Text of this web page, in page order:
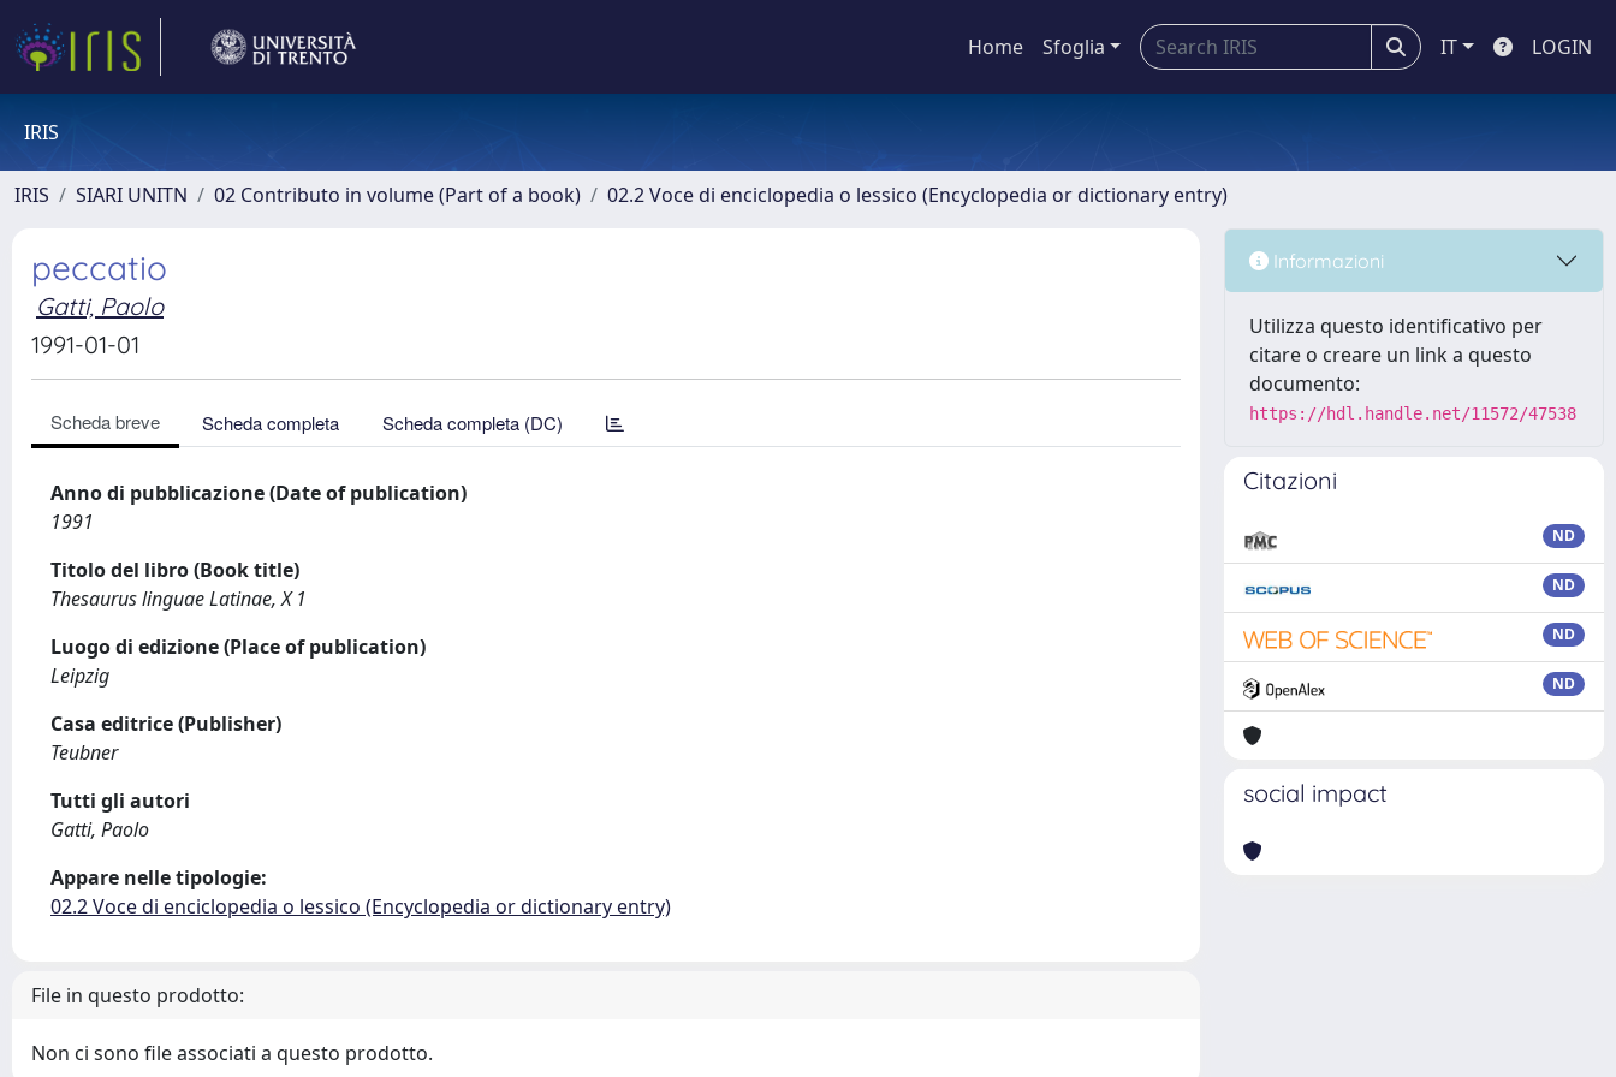
Home Sfoglia IT LOGIN
IRIS
IRIS SIARI UNITN 02 Contributo in volume (Part of a book) 02.2 Voce di enciclopedia o lessico (Encyclopedia or dictionary entry)
peccatio
Gatti, Paolo
1991-01-01
Scheda breve Scheda completa Scheda completa (DC)
Anno di pubblicazione (Date of publication)
1991
Titolo del libro (Book title)
Thesaurus linguae Latinae, X 1
Luogo di edizione (Place of publication)
Leipzig
Casa editrice (Publisher)
Teubner
Tutti gli autori
Gatti, Paolo
Appare nelle tipologie:
02.2 Voce di enciclopedia o lessico (Encyclopedia or dictionary entry)
File in questo prodotto:
Non ci sono file associati a questo prodotto.
Informazioni
Utilizza questo identificativo per
citare o creare un link a questo
documento:
https://hdl.handle.net/11572/47538
Citazioni
ND
ND
ND
ND
social impact